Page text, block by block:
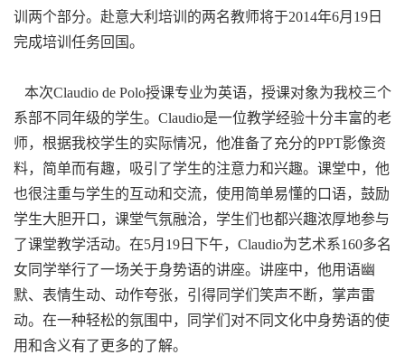
训两个部分。赴意大利培训的两名教师将于2014年6月19日
完成培训任务回国。
本次Claudio de Polo授课专业为英语，授课对象为我校三个
系部不同年级的学生。Claudio是一位教学经验十分丰富的老
师，根据我校学生的实际情况，他准备了充分的PPT影像资
料，简单而有趣，吸引了学生的注意力和兴趣。课堂中，他
也很注重与学生的互动和交流，使用简单易懂的口语，鼓励
学生大胆开口，课堂气氛融洽，学生们也都兴趣浓厚地参与
了课堂教学活动。在5月19日下午，Claudio为艺术系160多名
女同学举行了一场关于身势语的讲座。讲座中，他用语幽
默、表情生动、动作夸张，引得同学们笑声不断，掌声雷
动。在一种轻松的氛围中，同学们对不同文化中身势语的使
用和含义有了更多的了解。